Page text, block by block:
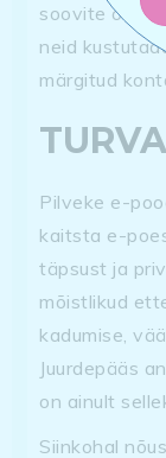
soovite oma
neid
märgitud
Pilveke e-
kaitsta e-
täpsust ja
mõistlikud
kadumise,
Juurdepääs
on ainult
Siinkohal